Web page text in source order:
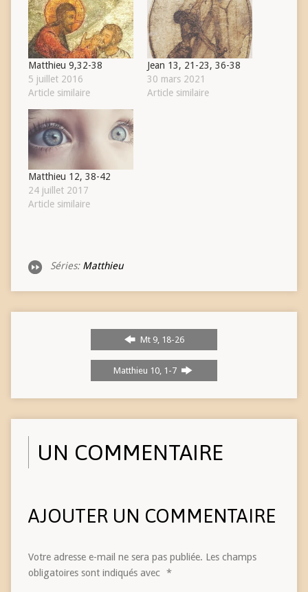
Matthieu 9,32-38
5 juillet 2016
Article similaire
Jean 13, 21-23, 36-38
30 mars 2021
Article similaire
Matthieu 12, 38-42
24 juillet 2017
Article similaire
Séries: Matthieu
Mt 9, 18-26
Matthieu 10, 1-7
UN COMMENTAIRE
AJOUTER UN COMMENTAIRE
Votre adresse e-mail ne sera pas publiée. Les champs
obligatoires sont indiqués avec *